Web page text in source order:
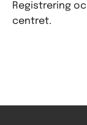
Registrering
centret.